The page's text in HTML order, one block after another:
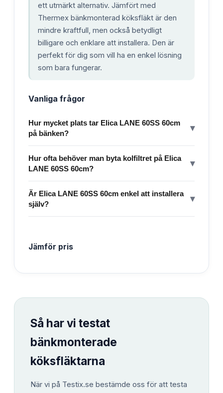
ett utmärkt alternativ. Jämfört med
Thermex bänkmonterad köksfläkt är den
mindre kraftfull, men också betydligt
billigare och enklare att installera. Den är
perfekt för dig som vill ha en enkel lösning
som bara fungerar.
Vanliga frågor
Hur mycket plats tar Elica LANE 60SS 60cm
på bänken?
▾
Hur ofta behöver man byta kolfiltret på Elica
LANE 60SS 60cm?
▾
Är Elica LANE 60SS 60cm enkel att installera
själv?
▾
Jämför pris
Så har vi testat
bänkmonterade
köksfläktarna
När vi på Testix.se bestämde oss för att testa